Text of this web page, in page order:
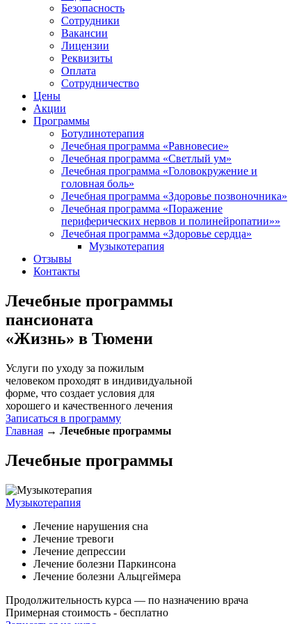
Безопасность
Сотрудники
Вакансии
Лицензии
Реквизиты
Оплата
Сотрудничество
Цены
Акции
Программы
Ботулинотерапия
Лечебная программа «Равновесие»
Лечебная программа «Светлый ум»
Лечебная программа «Головокружение и
головная боль»
Лечебная программа «Здоровье позвоночника»
Лечебная программа «Поражение
периферических нервов и полинейропатии»»
Лечебная программа «Здоровье сердца»
Музыкотерапия
Отзывы
Контакты
Лечебные программы
пансионата
«Жизнь» в Тюмени
Услуги по уходу за пожилым
человеком проходят в индивидуальной
форме, что создает условия для
хорошего и качественного лечения
Записаться в программу
Главная → Лечебные программы
Лечебные программы
Музыкотерапия
Лечение нарушения сна
Лечение тревоги
Лечение депрессии
Лечение болезни Паркинсона
Лечение болезни Альцгеймера
Продолжительность курса — по назначению врача
Примерная стоимость - бесплатно